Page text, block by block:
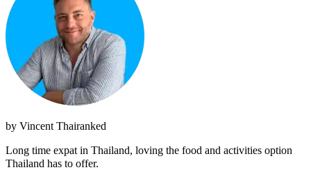
by Vincent Thairanked
Long time expat in Thailand, loving the food and activities option
Thailand has to offer.